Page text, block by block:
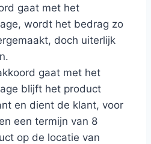
gaat met het
wordt het bedrag zo
doch uiterlijk
gaat met het
blijft het product
en dient de klant, voor
een termijn van 8
op de locatie van